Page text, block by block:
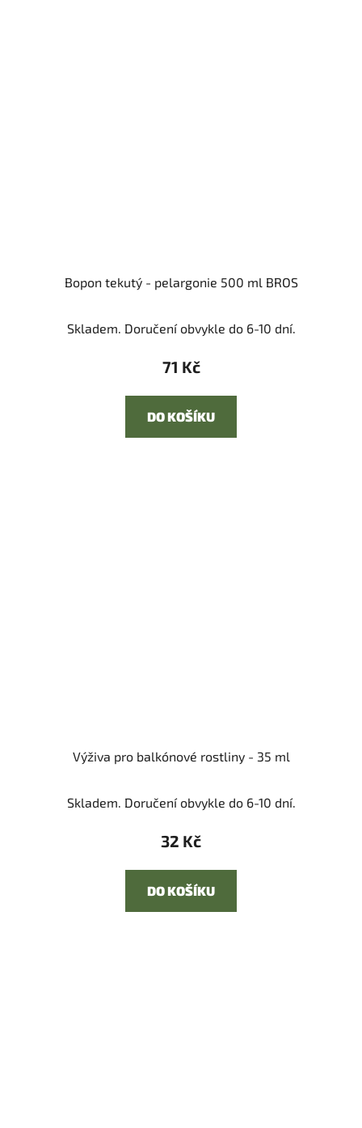
Bopon tekutý - pelargonie 500 ml BROS
Skladem. Doručení obvykle do 6-10 dní.
71 Kč
DO KOŠÍKU
Výživa pro balkónové rostliny - 35 ml
Skladem. Doručení obvykle do 6-10 dní.
32 Kč
DO KOŠÍKU